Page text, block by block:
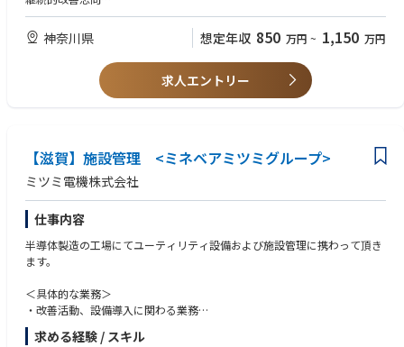
com/careers/benefits
GMP、FDA、ISO規格および統計手法に関する知識・経験
Lean Six Sigma資格
神奈川県 想定年収 850 万円 ~ 1,150 万円
求人エントリー
【滋賀】施設管理 <ミネベアミツミグループ>
ミツミ電機株式会社
仕事内容
半導体製造の工場にてユーティリティ設備および施設管理に携わって頂き
ます。
＜具体的な業務＞
・改善活動、設備導入に関わる業務
・半導体工場に関する施設のメンテナンスや管理に関わる各種業務
求める経験 / スキル